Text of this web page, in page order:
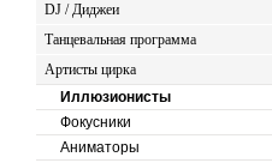
DJ / Диджеи
Танцевальная программа
Артисты цирка
Иллюзионисты
Фокусники
Аниматоры